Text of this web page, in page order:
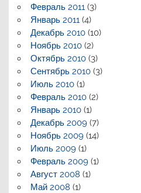
Февраль 2011(3)
Январь 2011(4)
Декабрь 2010(10)
Ноябрь 2010(2)
Октябрь 2010(3)
Сентябрь 2010(3)
Июль 2010(1)
Февраль 2010(2)
Январь 2010(1)
Декабрь 2009(7)
Ноябрь 2009(14)
Июль 2009(1)
Февраль 2009(1)
Август 2008 (1)
Май 2008 (1)